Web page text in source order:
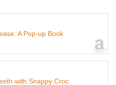
A Pop-up Book
with Snappy Croc